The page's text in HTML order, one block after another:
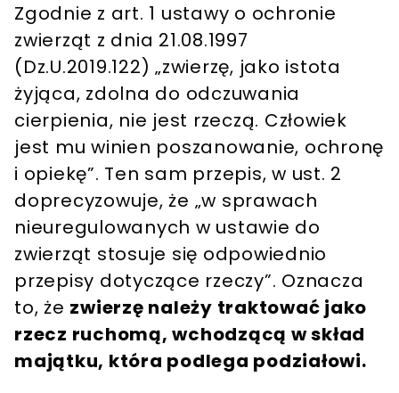
Zgodnie z art. 1 ustawy o ochronie
zwierząt z dnia 21.08.1997
(Dz.U.2019.122) „zwierzę, jako istota
żyjąca, zdolna do odczuwania
cierpienia, nie jest rzeczą. Człowiek
jest mu winien poszanowanie, ochronę
i opiekę”. Ten sam przepis, w ust. 2
doprecyzowuje, że „w sprawach
nieuregulowanych w ustawie do
zwierząt stosuje się odpowiednio
przepisy dotyczące rzeczy”. Oznacza
to, że zwierzę należy traktować jako
rzecz ruchomą, wchodzącą w skład
majątku, która podlega podziałowi.